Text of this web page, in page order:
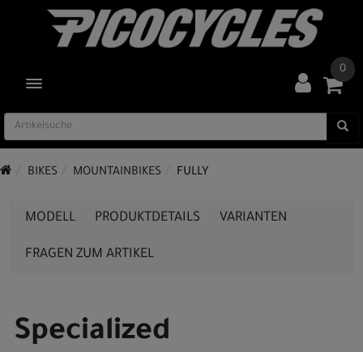
TOGGLE NAVIGATION
0
BIKES MOUNTAINBIKES FULLY
MODELL PRODUKTDETAILS VARIANTEN
FRAGEN ZUM ARTIKEL
Specialized